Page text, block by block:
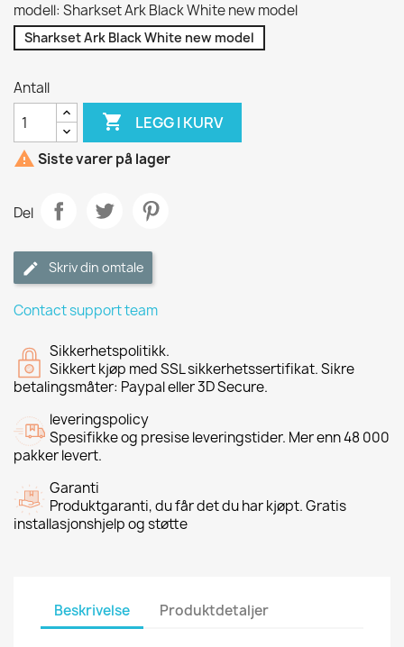
modell: Sharkset Ark Black White new model
Sharkset Ark Black White new model
Antall
 LEGG I KURV
 Siste varer på lager
Del
Skriv din omtale
Contact support team
Sikkerhetspolitikk.
Sikkert kjøp med SSL sikkerhetssertifikat. Sikre
betalingsmåter: Paypal eller 3D Secure.
leveringspolicy
Spesifikke og presise leveringstider. Mer enn 48 000
pakker levert.
Garanti
Produktgaranti, du får det du har kjøpt. Gratis
installasjonshjelp og støtte
Beskrivelse Produktdetaljer